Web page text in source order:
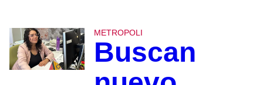
METROPOLI
Buscan